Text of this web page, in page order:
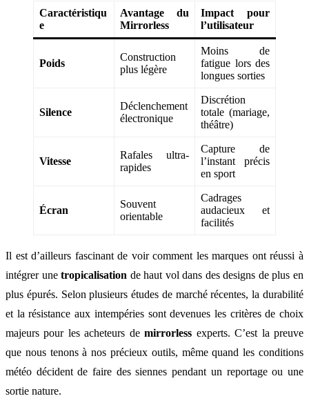
Caractéristiqu
e
Avantage du
Mirrorless
Impact pour
l’utilisateur
Poids
Construction
plus légère
Moins de
fatigue lors des
longues sorties
Silence
Déclenchement
électronique
Discrétion
totale (mariage,
théâtre)
Vitesse
Rafales ultra-
rapides
Capture de
l’instant précis
en sport
Écran
Souvent
orientable
Cadrages
audacieux et
facilités
Il est d’ailleurs fascinant de voir comment les marques ont réussi à
intégrer unetropicalisation de haut vol dans des designs de plus en
plus épurés. Selon plusieurs études de marché récentes, la durabilité
et la résistance aux intempéries sont devenues les critères de choix
majeurs pour les acheteurs demirrorless experts. C’est la preuve
que nous tenons à nos précieux outils, même quand les conditions
météo décident de faire des siennes pendant un reportage ou une
sortie nature.